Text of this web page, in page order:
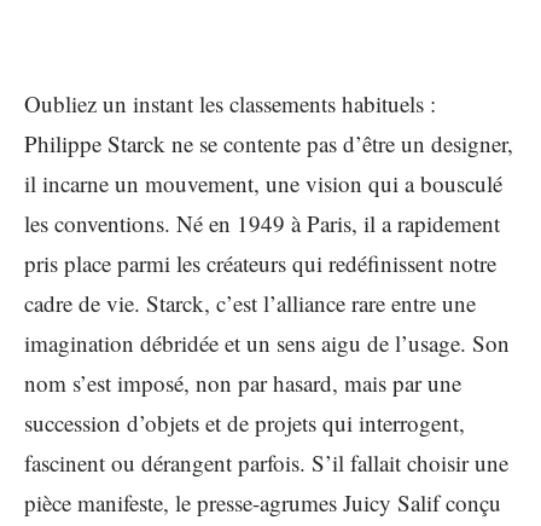
Oubliez un instant les classements habituels :
Philippe Starck ne se contente pas d’être un designer,
il incarne un mouvement, une vision qui a bousculé
les conventions. Né en 1949 à Paris, il a rapidement
pris place parmi les créateurs qui redéfinissent notre
cadre de vie. Starck, c’est l’alliance rare entre une
imagination débridée et un sens aigu de l’usage. Son
nom s’est imposé, non par hasard, mais par une
succession d’objets et de projets qui interrogent,
fascinent ou dérangent parfois. S’il fallait choisir une
pièce manifeste, le presse-agrumes Juicy Salif conçu